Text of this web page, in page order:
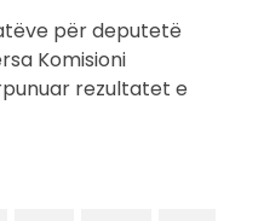
për deputetë
Komisioni
rezultatet e